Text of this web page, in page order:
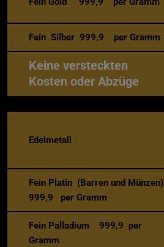
Fein Silber 999,9 per Gramm
Keine versteckten
Kosten oder Abzüge
Edelmetall
Fein Platin (Barren und Münzen)
999,9 per Gramm
Fein Palladium 999,9 per
Gramm